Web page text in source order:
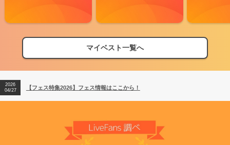
マイベスト一覧へ
【フェス特集2026】フェス情報はここから！
【ライブ動員ランキング】2026年上半期編発表！
2026
04/27
【フェス特集2026】フェス情報はここから！
2026